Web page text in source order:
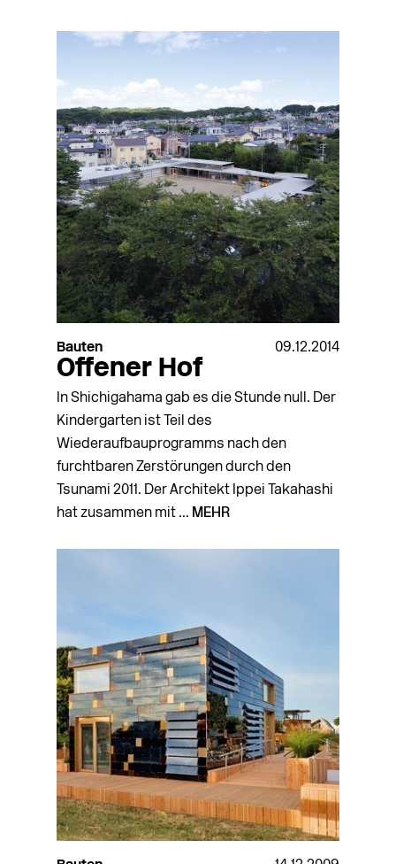
Bauten 09.12.2014
Offener Hof
In Shichigahama gab es die Stunde null. Der
Kindergarten ist Teil des
Wiederaufbauprogramms nach den
furchtbaren Zerstörungen durch den
Tsunami 2011. Der Architekt Ippei Takahashi
hat zusammen mit ... MEHR